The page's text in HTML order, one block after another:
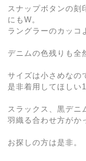
スナップボタンの刻
にもW。
ラングラーのカッコ
デニムの色残りも全
サイズは小さめなの
是非着用してほしい1
スラックス、黒デニ
羽織る合わせ方がか
お探しの方は是非。